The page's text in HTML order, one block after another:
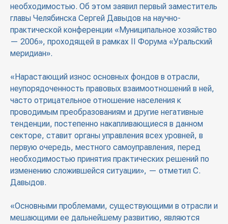
необходимостью. Об этом заявил первый заместитель
главы Челябинска Сергей Давыдов на научно-
практической конференции «Муниципальное хозяйство
— 2006», проходящей в рамках II Форума «Уральский
меридиан».
«Нарастающий износ основных фондов в отрасли,
неупорядоченность правовых взаимоотношений в ней,
часто отрицательное отношение населения к
проводимым преобразованиям и другие негативные
тенденции, постепенно накапливающиеся в данном
секторе, ставит органы управления всех уровней, в
первую очередь, местного самоуправления, перед
необходимостью принятия практических решений по
изменению сложившейся ситуации», — отметил С.
Давыдов.
«Основными проблемами, существующими в отрасли и
мешающими ее дальнейшему развитию, являются